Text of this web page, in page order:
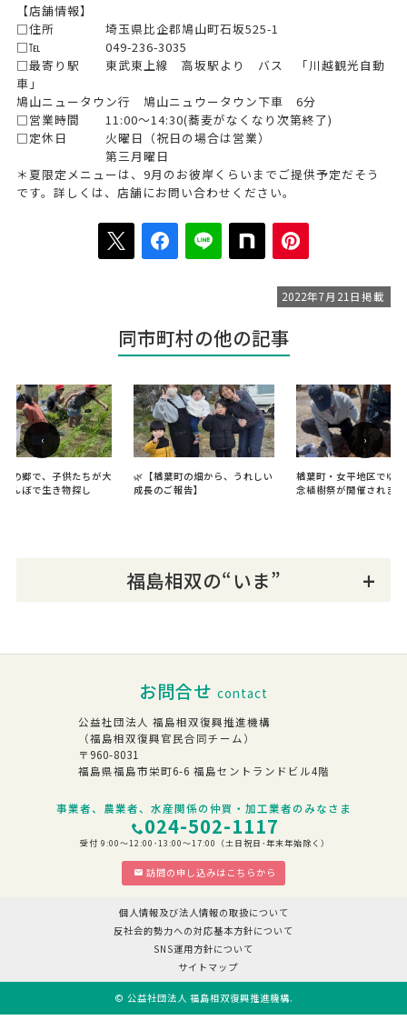
【店舗情報】
□住所 埼玉県比企郡鳩山町石坂525-1
□℡ 049-236-3035
□最寄り駅 東武東上線 高坂駅より バス 「川越観光自動
車」
鳩山ニュータウン行 鳩山ニュウータウン下車 6分
□営業時間 11:00〜14:30(蕎麦がなくなり次第終了)
□定休日 火曜日（祝日の場合は営業）
第三月曜日
＊夏限定メニューは、9月のお彼岸くらいまでご提供予定だそう
です。詳しくは、店舗にお問い合わせください。
2022年7月21日掲載
同市町村の他の記事
の郷で、子供たちが大
んぼで生き物探し
🌿【楢葉町の畑から、うれしい
成長のご報告】
楢葉町・女平地区でゆ
念植樹祭が開催されま
‹ ›
福島相双の“いま”
お問合せ contact
公益社団法人 福島相双復興推進機構
（福島相双復興官民合同チーム）
〒960-8031
福島県福島市栄町6-6 福島セントランドビル4階
事業者、農業者、水産関係の仲買・加工業者のみなさま
024-502-1117
受付 9:00～12:00･13:00～17:00（土日祝日･年末年始除く）
訪問の申し込みはこちらから
個人情報及び法人情報の取扱について
反社会的勢力への対応基本方針について
SNS運用方針について
サイトマップ
© 公益社団法人 福島相双復興推進機構.